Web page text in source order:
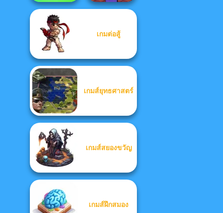
Obby The
Legendary
Dragon
Noob Miner:
Escape From
เกมต่อสู้
เกมส์ยุทธศาสตร์
เกมส์สยองขวัญ
เกมส์ฝึกสมอง